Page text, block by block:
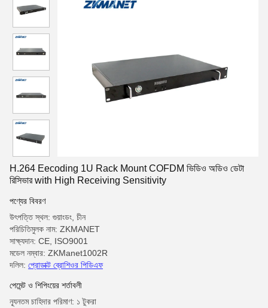
H.264 Eecoding 1U Rack Mount COFDM ভিডিও অডিও ডেটা
রিসিভার with High Receiving Sensitivity
পণ্যের বিবরণ
উৎপত্তি স্থল: গুয়াংডং, চীন
পরিচিতিমুলক নাম: ZKMANET
সাক্ষ্যদান: CE, ISO9001
মডেল নম্বার: ZKManet1002R
দলিল: প্রোডাক্ট ব্রোশিওর পিডিএফ
পেমেন্ট ও শিপিংয়ের শর্তাবলী
ন্যূনতম চাহিদার পরিমাণ: ১ টুকরা